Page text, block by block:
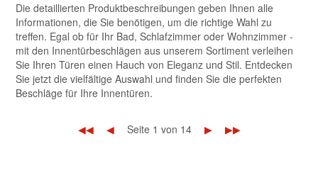
Die detaillierten Produktbeschreibungen geben Ihnen alle
Informationen, die Sie benötigen, um die richtige Wahl zu
treffen. Egal ob für Ihr Bad, Schlafzimmer oder Wohnzimmer -
mit den Innentürbeschlägen aus unserem Sortiment verleihen
Sie Ihren Türen einen Hauch von Eleganz und Stil. Entdecken
Sie jetzt die vielfältige Auswahl und finden Sie die perfekten
Beschläge für Ihre Innentüren.
◀◀ ◀ Seite 1 von 14 ▶ ▶▶